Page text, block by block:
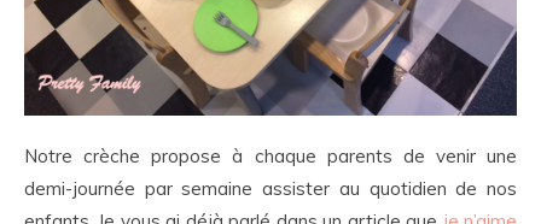
Notre crèche propose à chaque parents de venir une
demi-journée par semaine assister au quotidien de nos